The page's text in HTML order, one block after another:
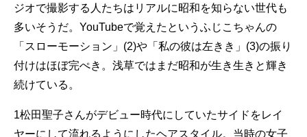
ジオで撮影する人たちはリアルに昭和を知らない世代も
多いそうだ。YouTubeで覚えたというふじこちゃんの
「スローモーション」(2)や「私の彼は左きき」(3)の振り
付けはほぼ完ぺき。浅草ではまだ昭和が生き生きと輝き
続けている。
1松田聖子さんがデビュー時代にしていたサイドをレイ
ヤーにして流れるようにしたヘアスタイル。当時の女子